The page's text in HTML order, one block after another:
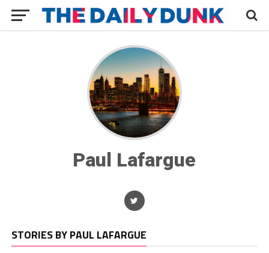
Paul Lafargue
STORIES BY PAUL LAFARGUE